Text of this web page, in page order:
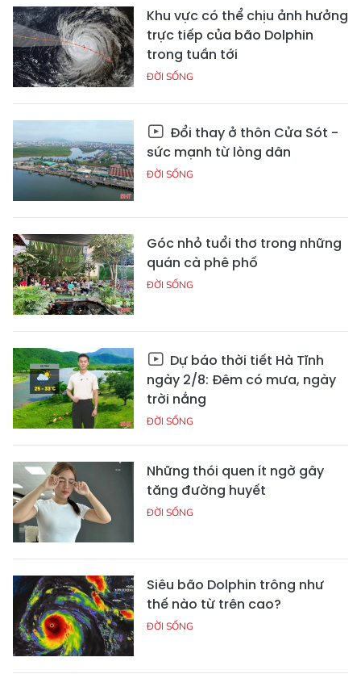
Khu vực có thể chịu ảnh hưởng
trực tiếp của bão Dolphin
trong tuần tới
ĐỜI SỐNG
Đổi thay ở thôn Cửa Sót -
sức mạnh từ lòng dân
ĐỜI SỐNG
Góc nhỏ tuổi thơ trong những
quán cà phê phố
ĐỜI SỐNG
Dự báo thời tiết Hà Tĩnh
ngày 2/8: Đêm có mưa, ngày
trời nắng
ĐỜI SỐNG
Những thói quen ít ngờ gây
tăng đường huyết
ĐỜI SỐNG
Siêu bão Dolphin trông như
thế nào từ trên cao?
ĐỜI SỐNG